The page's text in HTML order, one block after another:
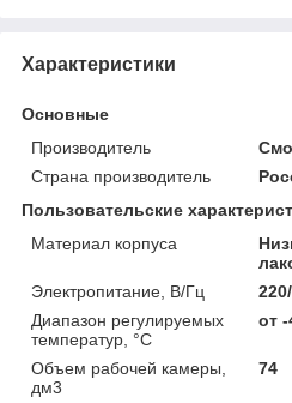
Характеристики
Основные
Производитель
Страна производитель
Пользовательские
Материал корпуса
Электропитание, В/Гц
Диапазон регулируемых
температур, °С
от
Объем рабочей камеры,
дм3
74